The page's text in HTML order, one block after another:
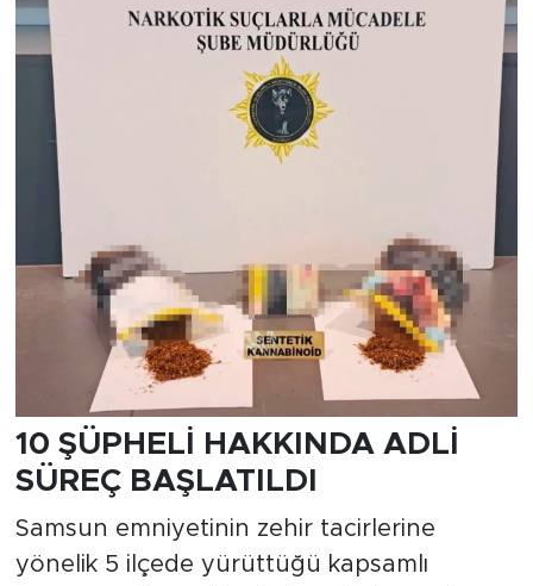
10 ŞÜPHELİ HAKKINDA ADLİ
SÜREÇ BAŞLATILDI
Samsun emniyetinin zehir tacirlerine
yönelik 5 ilçede yürüttüğü kapsamlı